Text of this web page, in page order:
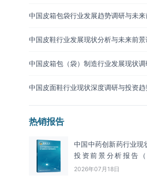
中国皮箱包袋行业发展趋势调研与未
中国皮鞋行业发展现状分析与未来前
中国皮箱包（袋）制造行业发展现状
中国皮面鞋行业现状深度调研与投资
热销报告
中国中药创新药行业现
投资前景分析报告
年）
2026年07月18日